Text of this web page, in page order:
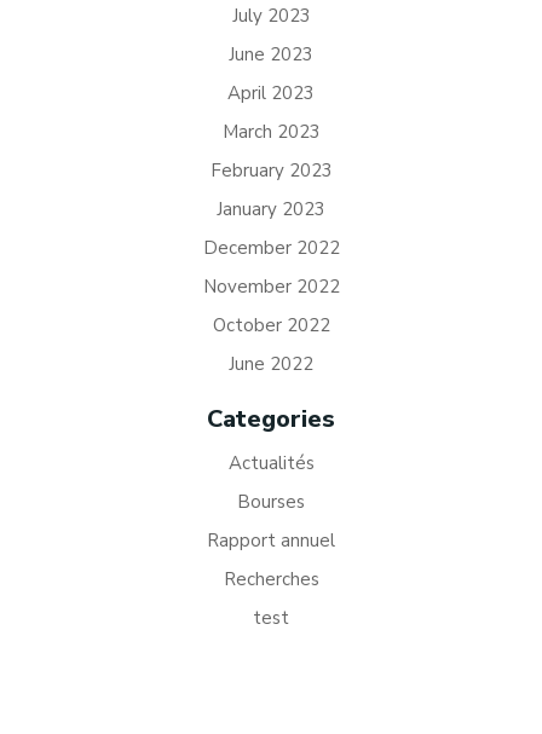
July 2023
June 2023
April 2023
March 2023
February 2023
January 2023
December 2022
November 2022
October 2022
June 2022
Categories
Actualités
Bourses
Rapport annuel
Recherches
test